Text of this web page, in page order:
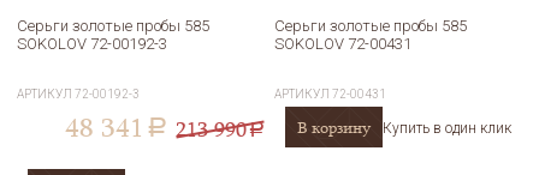
Серьги золотые пробы 585
SOKOLOV 72-00192-3
АРТИКУЛ72-00192-3
48 341 a 213 990a
Серьги золотые пробы 585
SOKOLOV 72-00431
АРТИКУЛ72-00431
В корзину Купить в один клик